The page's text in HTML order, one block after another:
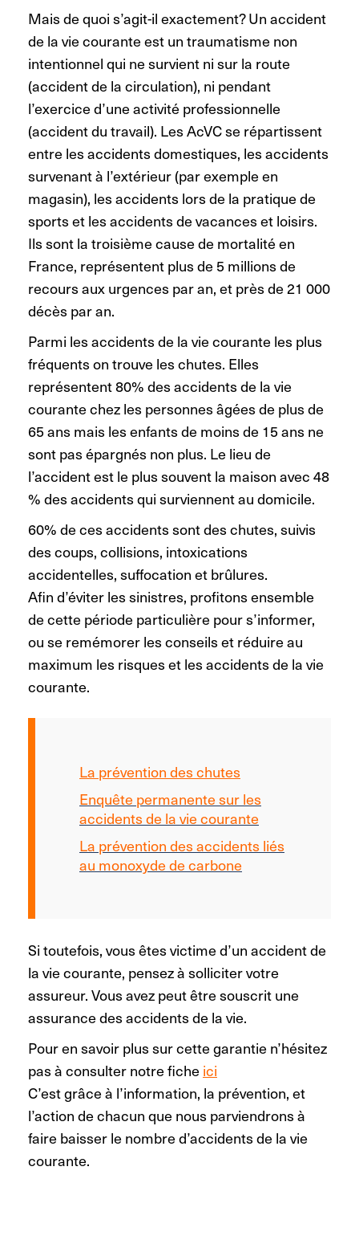
Mais de quoi s’agit-il exactement? Un accident
de la vie courante est un traumatisme non
intentionnel qui ne survient ni sur la route
(accident de la circulation), ni pendant
l’exercice d’une activité professionnelle
(accident du travail). Les AcVC se répartissent
entre les accidents domestiques, les accidents
survenant à l’extérieur (par exemple en
magasin), les accidents lors de la pratique de
sports et les accidents de vacances et loisirs.
Ils sont la troisième cause de mortalité en
France, représentent plus de 5 millions de
recours aux urgences par an, et près de 21 000
décès par an.
Parmi les accidents de la vie courante les plus
fréquents on trouve les chutes. Elles
représentent 80% des accidents de la vie
courante chez les personnes âgées de plus de
65 ans mais les enfants de moins de 15 ans ne
sont pas épargnés non plus. Le lieu de
l’accident est le plus souvent la maison avec 48
% des accidents qui surviennent au domicile.
60% de ces accidents sont des chutes, suivis
des coups, collisions, intoxications
accidentelles, suffocation et brûlures.
Afin d’éviter les sinistres, profitons ensemble
de cette période particulière pour s’informer,
ou se remémorer les conseils et réduire au
maximum les risques et les accidents de la vie
courante.
La prévention des chutes
Enquête permanente sur les
accidents de la vie courante
La prévention des accidents liés
au monoxyde de carbone
Si toutefois, vous êtes victime d’un accident de
la vie courante, pensez à solliciter votre
assureur. Vous avez peut être souscrit une
assurance des accidents de la vie.
Pour en savoir plus sur cette garantie n’hésitez
pas à consulter notre ficheici
C’est grâce à l’information, la prévention, et
l’action de chacun que nous parviendrons à
faire baisser le nombre d’accidents de la vie
courante.